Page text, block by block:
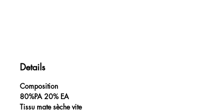
Details
Composition
80%PA 20% EA
Tissu mate sèche vite